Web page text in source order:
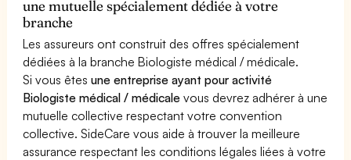
une mutuelle spécialement dédiée à votre
branche
Les assureurs ont construit des offres spécialement
dédiées à la branche Biologiste médical / médicale.
Si vous êtesune entreprise ayant pour activité
Biologiste médical / médicale vous devrez adhérer à une
mutuelle collective respectant votre convention
collective. SideCare vous aide à trouver la meilleure
assurance respectant les conditions légales liées à votre